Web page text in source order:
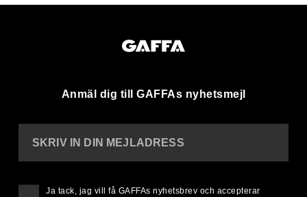
Anmäl dig till GAFFAs nyhetsmejl
SKRIV IN DIN MEJLADRESS
Ja tack, jag vill få GAFFAs nyhetsbrev och accepterar